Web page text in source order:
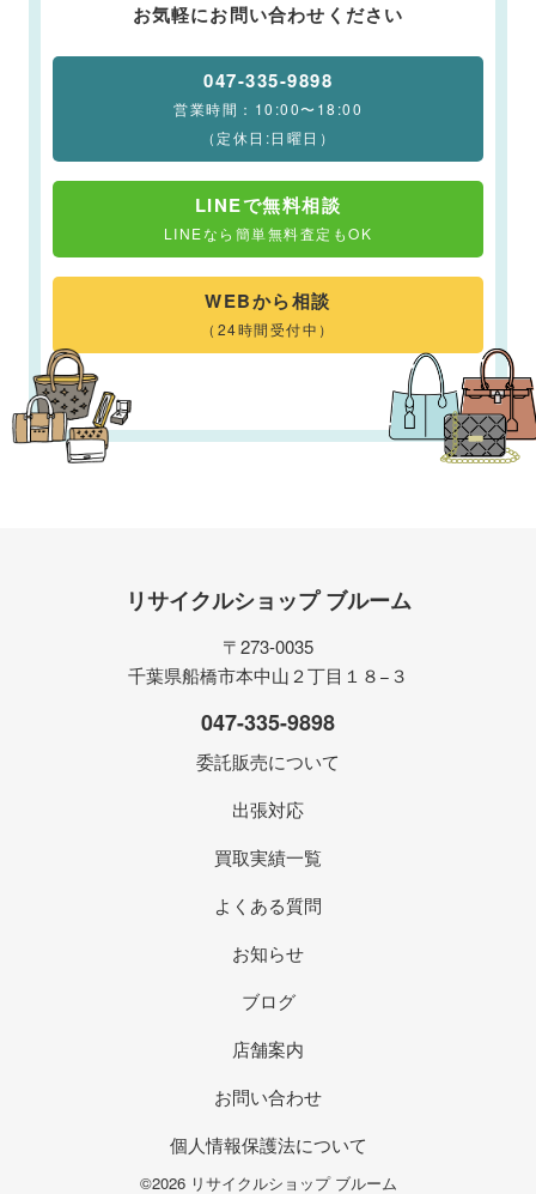
お気軽にお問い合わせください
047-335-9898
営業時間：10:00〜18:00
（定休日:日曜日）
LINEで無料相談
LINEなら簡単無料査定もOK
WEBから相談
（24時間受付中）
リサイクルショップ ブルーム
〒273-0035
千葉県船橋市本中山２丁目１８−３
047-335-9898
委託販売について
出張対応
買取実績一覧
よくある質問
お知らせ
ブログ
店舗案内
お問い合わせ
個人情報保護法について
©2026 リサイクルショップ ブルーム